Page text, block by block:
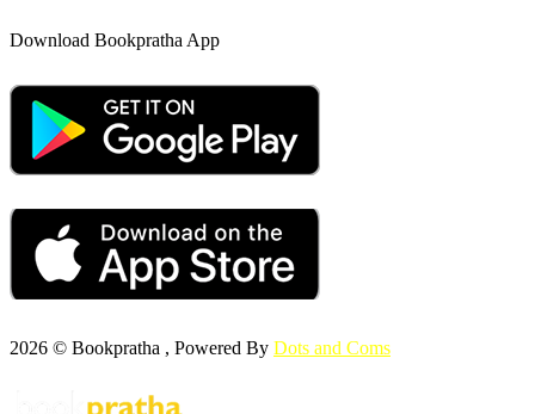
Download Bookpratha App
2026 © Bookpratha , Powered By Dots and Coms